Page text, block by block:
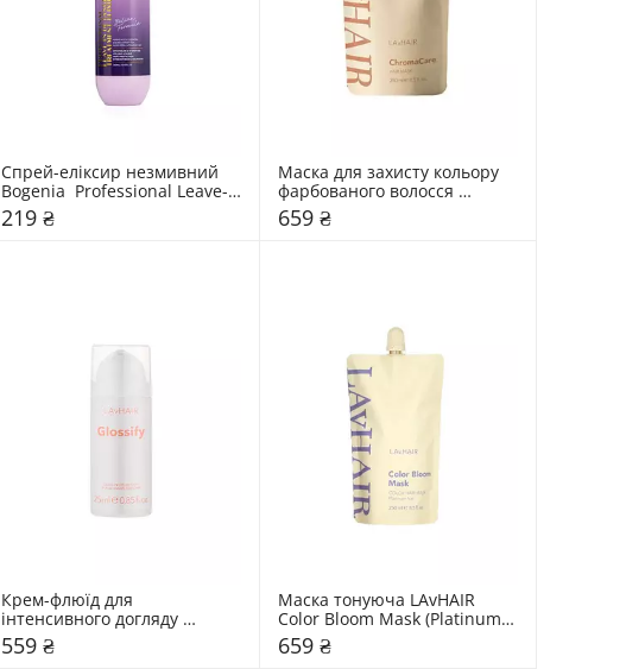
Спрей-еліксир незмивний
Bogenia  Professional Leave-
in Detangling Treatment Elixir
219 ₴
Маска для захисту кольору
фарбованого волосся
LAvHAIR ChromaCare
659 ₴
Крем-флюїд для
інтенсивного догляду
LAvHAIR Glossify
559 ₴
Маска тонуюча LAvHAIR
Color Bloom Mask (Platinum
Ice)
659 ₴